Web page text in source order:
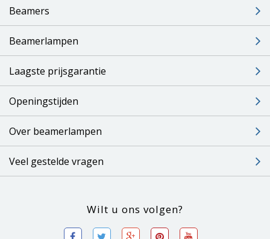
Beamers
Beamerlampen
Laagste prijsgarantie
Openingstijden
Over beamerlampen
Veel gestelde vragen
Wilt u ons volgen?